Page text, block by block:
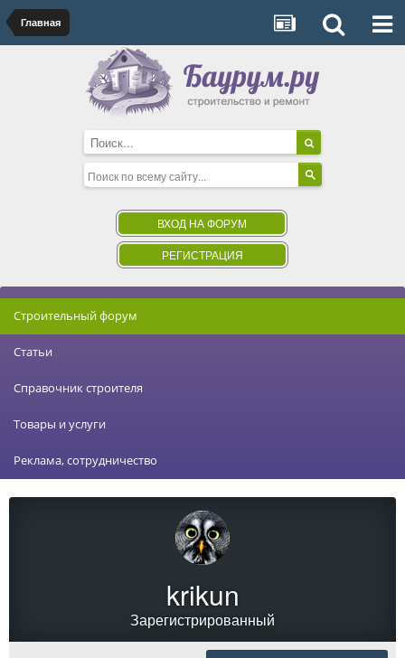
Главная
ВХОД НА ФОРУМ
РЕГИСТРАЦИЯ
Строительный форум
Статьи
Справочник строителя
Товары и услуги
Реклама, сотрудничество
krikun
Зарегистрированный